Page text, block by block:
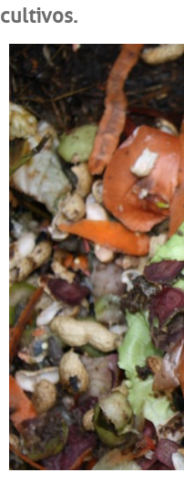
cultivos.